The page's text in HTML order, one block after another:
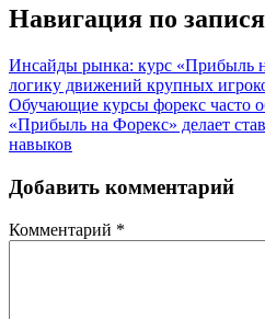
Навигация по
Инсайды рынка: курс «Прибыль
логику движений крупных
Обучающие курсы форекс часто
«Прибыль на Форекс» делает
навыков
Добавить комментарий
Комментарий *